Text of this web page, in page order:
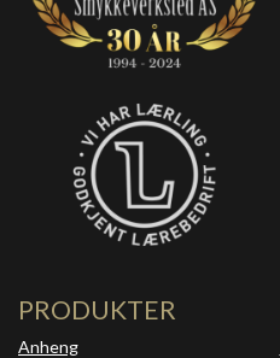
PRODUKTER
Anheng